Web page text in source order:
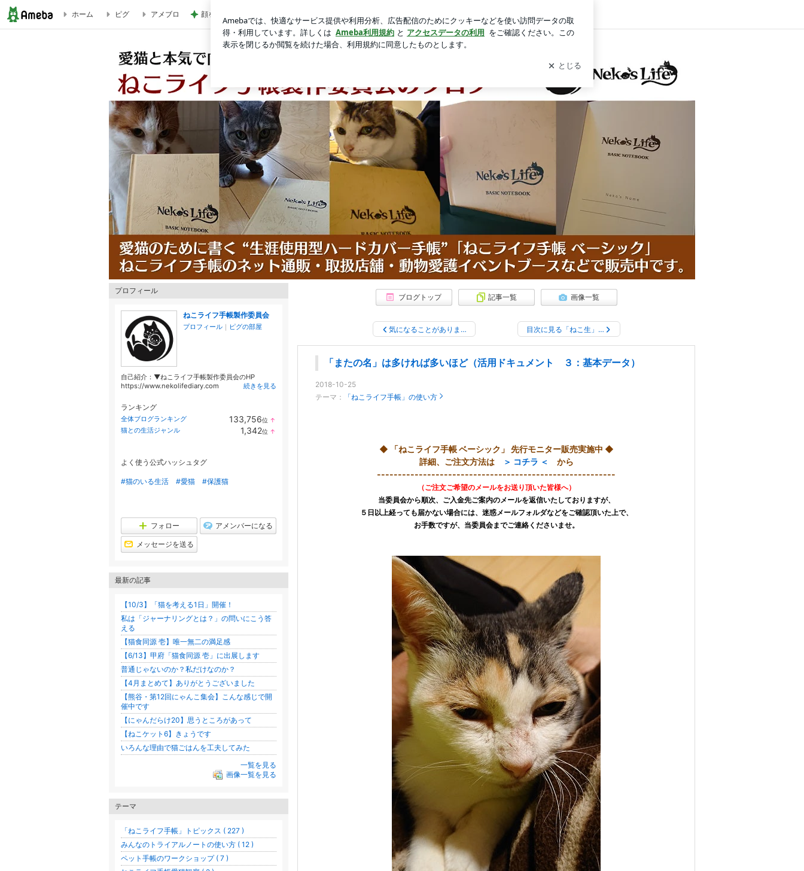
「またの名」は多ければ多いほど（活用ドキュメント ３：基本データ） | 愛猫手帳で観察・記録の習慣化を ～ ねこライフ手帳製作委員会のブログ
ホーム ピグ アメブロ 顔を合わせれば暴言ばかりの高3娘 ログイン
ブログトップ 記事一覧 画像一覧
気になることがありま… 目次に見る「ねこ生」…
「またの名」は多ければ多いほど（活用ドキュメント ３：基本データ）
2018-10-25
テーマ：
「ねこライフ手帳」の使い方
◆ 「ねこライフ手帳 ベーシック」 先行モニター販売実施中 ◆
詳細、ご注文方法は
＞ コチラ ＜
から
---------------------------------------------------------
（ご注文ご希望のメールをお送り頂いた皆様へ）
当委員会から順次、ご入金先ご案内のメールを返信いたしておりますが、
５日以上経っても届かない場合には、迷惑メールフォルダなどをご確認頂いた上で、
お手数ですが、当委員会までご連絡くださいませ。
プロフィール
ねこライフ手帳製作委員会
プロフィール ｜ ピグの部屋
自己紹介：▼ねこライフ手帳製作委員会のHP
https://www.nekolifediary.com
続きを見る
ランキング
全体ブログランキング 133,756位 ↑
猫との生活ジャンル 1,342位 ↑
よく使う公式ハッシュタグ
#猫のいる生活 #愛猫 #保護猫
フォロー アメンバーになる
メッセージを送る
最新の記事
【10/3】「猫を考える1日」開催！
私は「ジャーナリングとは？」の問いにこう答
える
【猫食同源 壱】唯一無二の満足感
【6/13】甲府「猫食同源 壱」に出展します
普通じゃないのか？私だけなのか？
【4月まとめて】ありがとうございました
【熊谷・第12回にゃんこ集会】こんな感じで開
催中です
【にゃんだらけ20】思うところがあって
【ねこケット6】きょうです
いろんな理由で猫ごはんを工夫してみた
一覧を見る
画像一覧を見る
テーマ
「ねこライフ手帳」トピックス ( 227 )
みんなのトライアルノートの使い方 ( 12 )
ペット手帳のワークショップ ( 7 )